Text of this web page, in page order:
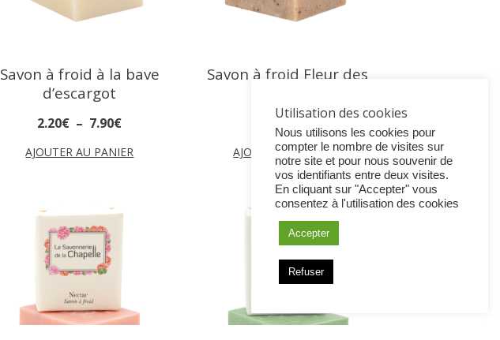
Savon à froid à la bave
d’escargot
2.20€ – 7.90€
AJOUTER AU PANIER
Savon à froid Fleur des
5.90€
AJOUTER AU PANIER
Utilisation des cookies
Nous utilisons les cookies pour
compter le nombre de visites sur
notre site et pour nous souvenir de
vos identifiants entre deux visites.
En cliquant sur "Accepter" vous
consentez à l'utilisation des cookies
Accepter
Refuser